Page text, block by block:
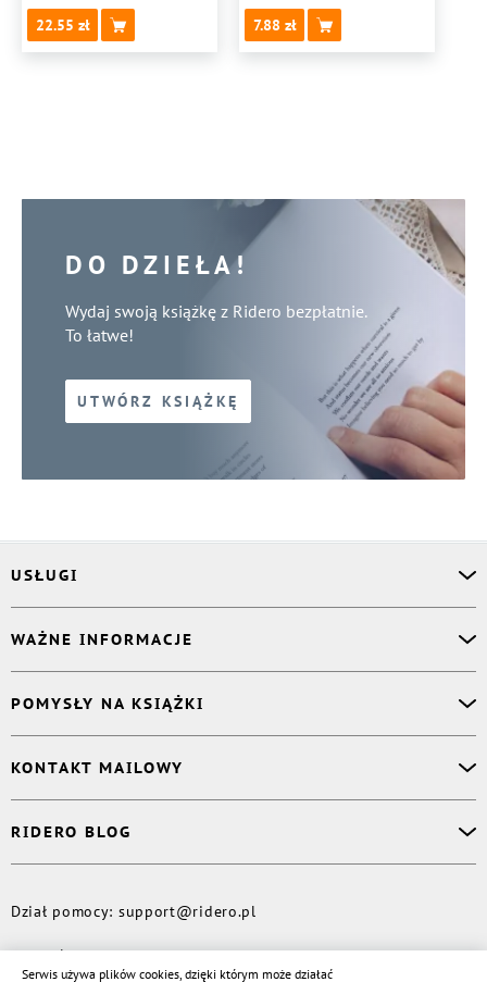
22.55
7.88
DO DZIEŁA!
Wydaj swoją książkę z Ridero bezpłatnie.
To łatwe!
UTWÓRZ KSIĄŻKĘ
USŁUGI
Korektor
Projektant okładki
Druk Twojej książki
Publikacja
WAŻNE INFORMACJE
Książki Ridero
Pomoc
Polityka prywatności
POMYSŁY NA KSIĄŻKI
Dzienniczek malucha
Książka eksperta
Wydaj tomik poezji
KONTAKT MAILOWY
Kontakt dla mediów
RIDERO BLOG
Więcej
© Rideró, 2013—2026
Dział pomocy: support@ridero.pl
Serwis używa plików cookies, dzięki którym może działać